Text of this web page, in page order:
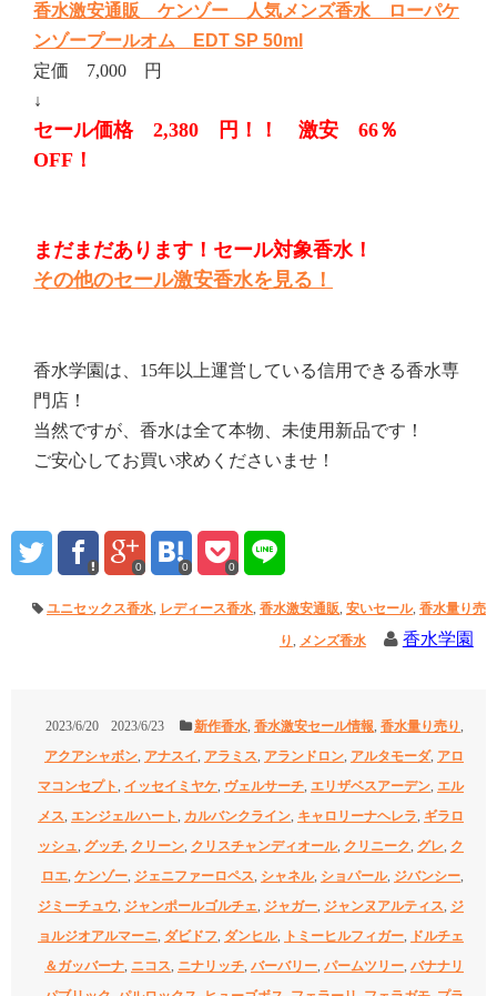
香水激安通販 ケンゾー 人気メンズ香水 ローパケ
ンゾープールオム EDT SP 50ml
定価 7,000 円
↓
セール価格 2,380 円！！ 激安 66％
OFF！
まだまだあります！セール対象香水！
その他のセール激安香水を見る！
香水学園は、15年以上運営している信用できる香水専
門店！
当然ですが、香水は全て本物、未使用新品です！
ご安心してお買い求めくださいませ！
0 0 0
ユニセックス香水, レディース香水, 香水激安通販, 安いセール, 香水量り売
り, メンズ香水 香水学園
2023/6/20 2023/6/23 新作香水, 香水激安セール情報, 香水量り売り,
アクアシャボン, アナスイ, アラミス, アランドロン, アルタモーダ, アロ
マコンセプト, イッセイミヤケ, ヴェルサーチ, エリザベスアーデン, エル
メス, エンジェルハート, カルバンクライン, キャロリーナヘレラ, ギラロ
ッシュ, グッチ, クリーン, クリスチャンディオール, クリニーク, グレ, ク
ロエ, ケンゾー, ジェニファーロペス, シャネル, ショパール, ジバンシー,
ジミーチュウ, ジャンポールゴルチェ, ジャガー, ジャンヌアルティス, ジ
ョルジオアルマーニ, ダビドフ, ダンヒル, トミーヒルフィガー,
ドルチェ
＆ガッバーナ, ニコス, ニナリッチ, バーバリー, パームツリー, バナナリ